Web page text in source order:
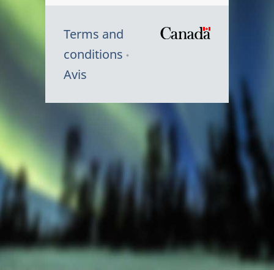
Terms and
conditions
Avis
Canada